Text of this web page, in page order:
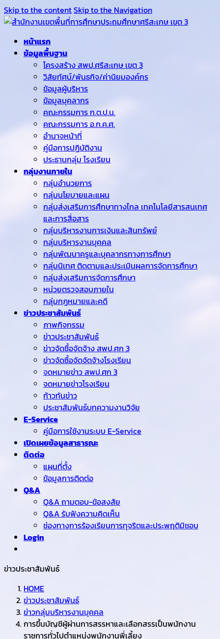
Skip to the contentSkip to the Navigation
หน้าแรก
ข้อมูลพื้นฐาน
โครงสร้าง สพป.ศรีสะเกษ เขต 3
วิสัยทัศน์/พันธกิจ/ค่านิยมองค์กร
ข้อมูลผู้บริหาร
ข้อมูลบุคลากร
คณะกรรมการ ก.ต.ป.น.
คณะกรรมการ อ.ก.ค.ศ.
อำนาจหน้าที่
คู่มือการปฏิบัติงาน
ประธานกลุ่ม โรงเรียน
กลุ่มงานภายใน
กลุ่มอำนวยการ
กลุ่มนโยบายและแผน
กลุ่มส่งเสริมการศึกษาทางไกล เทคโนโลยีสารสนเทศ
และการสื่อสาร
กลุ่มบริหารงานการเงินและสินทรัพย์
กลุ่มบริหารงานบุคคล
กลุ่มพัฒนาครูและบุคลากรทางการศึกษา
กลุ่มนิเทศ ติดตามและประเมินผลการจัดการศึกษา
กลุ่มส่งเสริมการจัดการศึกษา
หน่วยตรวจสอบภายใน
กลุ่มกฎหมายและคดี
ข่าวประชาสัมพันธ์
ภาพกิจกรรม
ข่าวประชาสัมพันธ์
ข่าวจัดชื้อจัดจ้าง สพป.ศก 3
ข่าวจัดซื้อจัดจัดจ้างโรงเรียน
จดหมายข่าว สพป.ศก 3
จดหมายข่าวโรงเรียน
ก้าวทันข่าว
ประชาสัมพันธ์บทความงานวิจัย
E-Service
คู่มือการใช้งานระบบ E-Service
เปิดเผยข้อมูลสาธารณะ
ติดต่อ
แผนที่ตั้ง
ข้อมูลการติดต่อ
Q&A
Q&A ถามตอบ-ข้อสงสัย
Q&A รับฟังความคิดเห็น
ช่องทางการร้องเรียนการทุจริตและประพฤติมิชอบ
Login
ข่าวประชาสัมพันธ์
HOME
ข่าวประชาสัมพันธ์
ข่าวกลุ่มบริหารงานบุคคล
การขึ้นบัญชีผู้ผ่านการสรรหาและเลือกสรรเป็นพนักงาน
ราชการทั่วไปตำแหน่งพนักงานพี่เลี้ยง